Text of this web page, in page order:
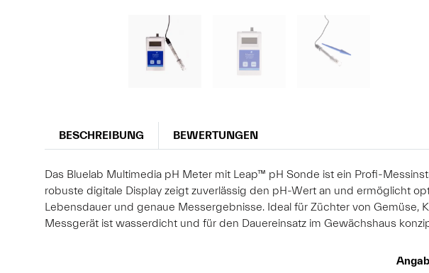
BESCHREIBUNG BEWERTUNGEN
Das Bluelab Multimedia pH Meter mit Leap™ pH Sonde ist ein Profi-
robuste digitale Display zeigt zuverlässig den pH-Wert an und ermöglicht
Lebensdauer und genaue Messergebnisse. Ideal für Züchter von
Messgerät ist wasserdicht und für den Dauereinsatz im Gewächshaus